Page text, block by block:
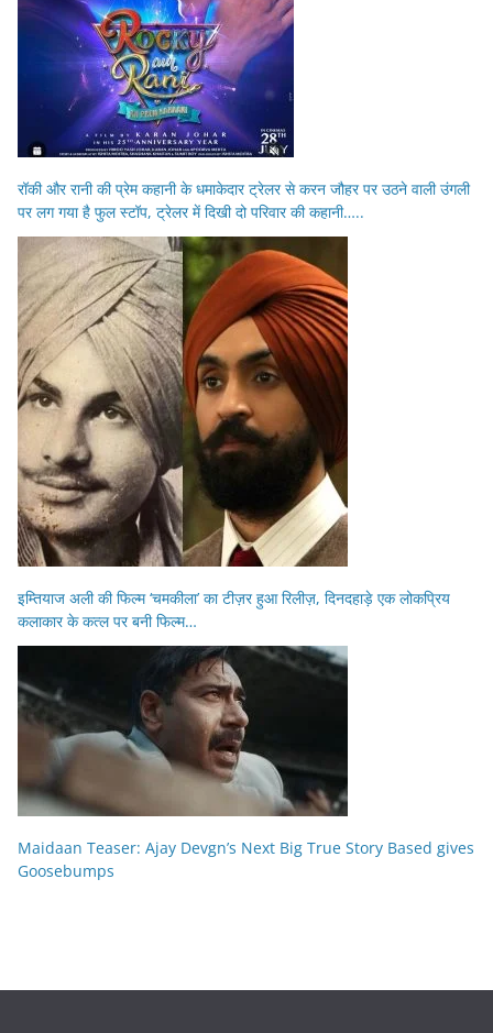
रॉकी और रानी की प्रेम कहानी के धमाकेदार ट्रेलर से करन जौहर पर उठने वाली उंगली
पर लग गया है फुल स्टॉप, ट्रेलर में दिखी दो परिवार की कहानी…..
इम्तियाज अली की फिल्म ‘चमकीला’ का टीज़र हुआ रिलीज़, दिनदहाड़े एक लोकप्रिय
कलाकार के कत्ल पर बनी फिल्म…
Maidaan Teaser: Ajay Devgn’s Next Big True Story Based gives
Goosebumps